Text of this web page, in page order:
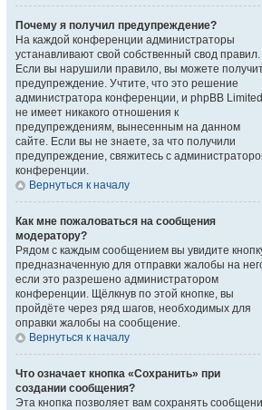
Почему я получил предупреждение?
На каждой конференции администраторы
устанавливают свой собственный свод правил.
Если вы нарушили правило, вы можете
предупреждение. Учтите, что это решение
администратора конференции, и phpBB Limited
не имеет никакого отношения к
предупреждениям, вынесенным на данном
сайте. Если вы не знаете, за что получили
предупреждение, свяжитесь с
конференции.
Вернуться к началу
Как мне пожаловаться на сообщения
модератору?
Рядом с каждым сообщением вы увидите
предназначенную для отправки жалобы на
если это разрешено администратором
конференции. Щёлкнув по этой кнопке, вы
пройдёте через ряд шагов, необходимых для
оправки жалобы на сообщение.
Вернуться к началу
Что означает кнопка «Сохранить» при
создании сообщения?
Эта кнопка позволяет вам сохранять